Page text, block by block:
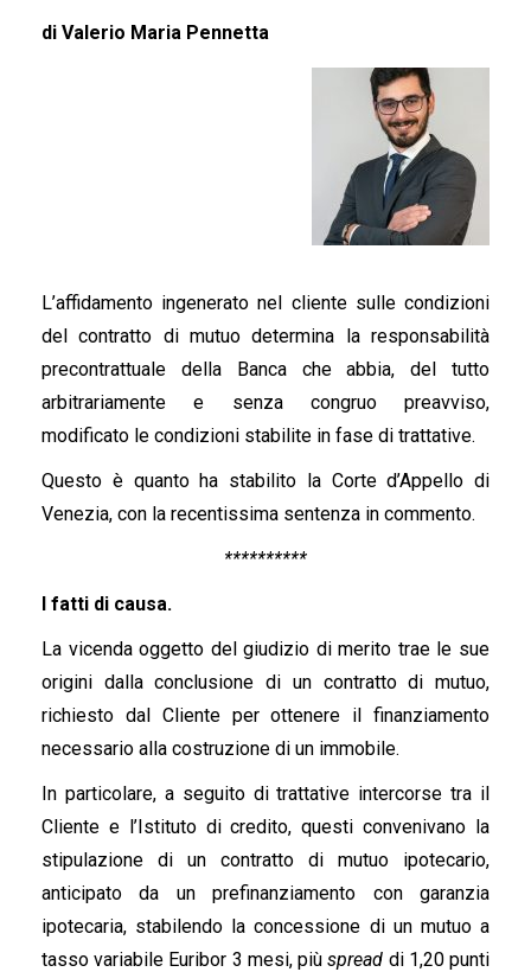
di Valerio Maria Pennetta
L’affidamento ingenerato nel cliente sulle condizioni
del contratto di mutuo determina la responsabilità
precontrattuale della Banca che abbia, del tutto
arbitrariamente e senza congruo preavviso,
modificato le condizioni stabilite in fase di trattative.
Questo è quanto ha stabilito la Corte d’Appello di
Venezia, con la recentissima sentenza in commento.
**********
I fatti di causa.
La vicenda oggetto del giudizio di merito trae le sue
origini dalla conclusione di un contratto di mutuo,
richiesto dal Cliente per ottenere il finanziamento
necessario alla costruzione di un immobile.
In particolare, a seguito di trattative intercorse tra il
Cliente e l’Istituto di credito, questi convenivano la
stipulazione di un contratto di mutuo ipotecario,
anticipato da un prefinanziamento con garanzia
ipotecaria, stabilendo la concessione di un mutuo a
tasso variabile Euribor 3 mesi, piùspread di 1,20 punti